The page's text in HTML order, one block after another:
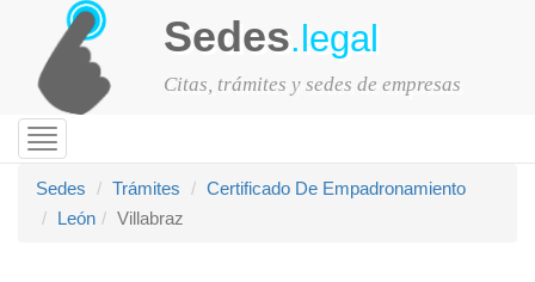
Sedes.legal
Citas, trámites y sedes de empresas
Toggle
navigation
Sedes
Trámites
Certificado De Empadronamiento
León
Villabraz